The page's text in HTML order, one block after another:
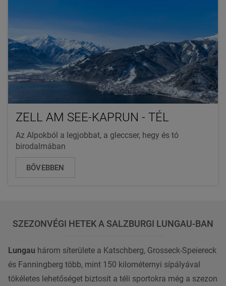
ZELL AM SEE-KAPRUN - TÉL
Az Alpokból a legjobbat, a gleccser, hegy és tó
birodalmában
BŐVEBBEN
SZEZONVÉGI HETEK A SALZBURGI LUNGAU-BAN
Lungau három síterülete a Katschberg, Grosseck-Speiereck
és Fanningberg több, mint 150 kilométernyi sípályával
tökéletes lehetőséget biztosít a téli sportokra még a szezon